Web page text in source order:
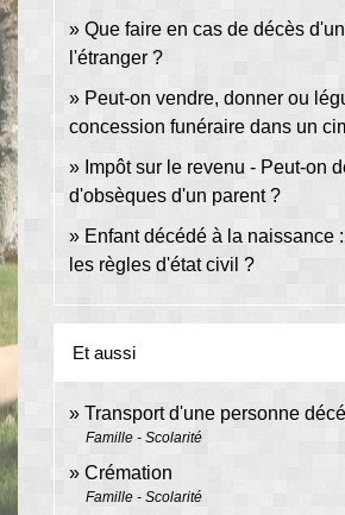
Que faire en cas de décès
l'étranger ?
Peut-on vendre, donner ou
concession funéraire dans un
Impôt sur le revenu - Peut-on
d'obsèques d'un parent ?
Enfant décédé à la naissance
les règles d'état civil ?
Et aussi
Transport d'une personne
Famille - Scolarité
Crémation
Famille - Scolarité